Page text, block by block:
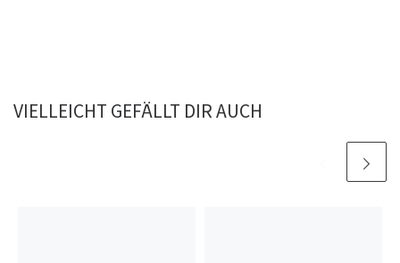
VIELLEICHT GEFÄLLT DIR AUCH